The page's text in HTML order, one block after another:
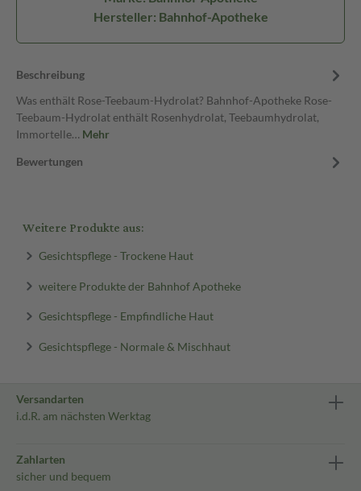
Hersteller: Bahnhof-Apotheke
Beschreibung
Was enthält Rose-Teebaum-Hydrolat? Bahnhof-Apotheke Rose-
Teebaum-Hydrolat enthält Rosenhydrolat, Teebaumhydrolat,
Immortelle… Mehr
Bewertungen
Weitere Produkte aus:
Gesichtspflege - Trockene Haut
weitere Produkte der Bahnhof Apotheke
Gesichtspflege - Empfindliche Haut
Gesichtspflege - Normale & Mischhaut
Versandarten
i.d.R. am nächsten Werktag
Zahlarten
sicher und bequem